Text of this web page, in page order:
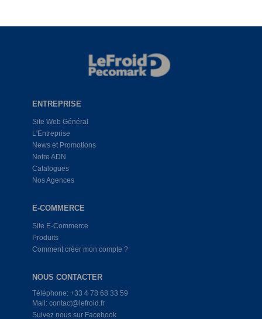
ENTREPRISE
Site Web Général
L'Entreprise
News et Promotions
Notre ADN
Catalogues
Nos Agences
E-COMMERCE
Site E-Commerce
Produits
Comment créer mon compte ?
NOUS CONTACTER
Téléphone: +33 4 78 68 33 59
Mail: contact@lefroid.fr
Suivez nous sur Facebook